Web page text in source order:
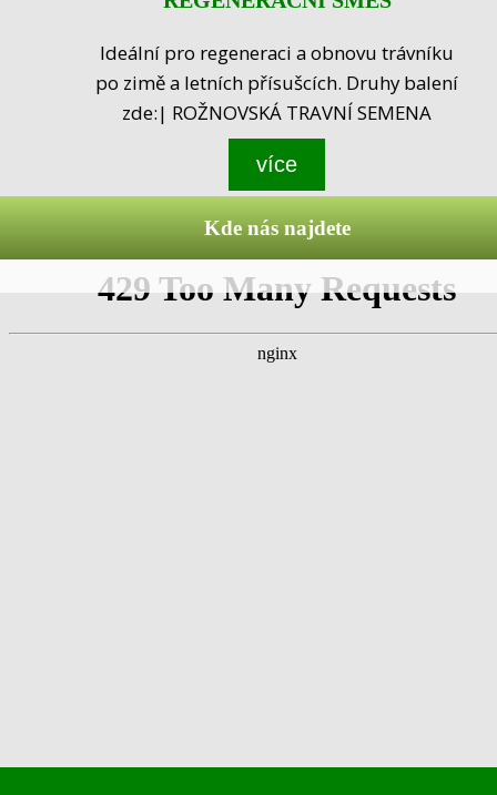
Ideální pro regeneraci a obnovu trávníku
po zimě a letních přísušcích. Druhy balení
zde:| ROŽNOVSKÁ TRAVNÍ SEMENA
více
Kde nás najdete